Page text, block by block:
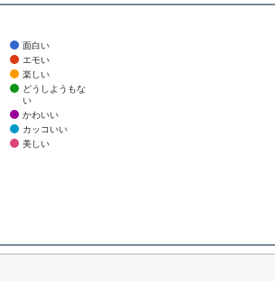
面白い
エモい
楽しい
どうしようもな
い
かわいい
カッコいい
美しい